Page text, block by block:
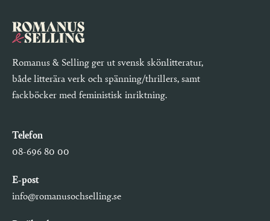
Romanus & Selling ger ut svensk skönlitteratur,
både litterära verk och spänning/thrillers, samt
fackböcker med feministisk inriktning.
Telefon
08-696 80 00
E-post
info@romanusochselling.se